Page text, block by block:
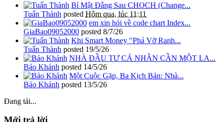
Bí Mật Đằng Sau CHOCH (Change...
Tuấn Thành posted Hôm qua, lúc 11:11
em xin hỏi về code chart Index...
GiaBao09052000 posted 8/7/26
Khi Smart Money "Phá Vỡ Ranh...
Tuấn Thành posted 19/5/26
NHÀ ĐẦU TƯ CÁ NHÂN CẦN MỘT LA...
Bảo Khánh posted 14/5/26
Một Cuộc Gặp, Ba Kịch Bản: Nhà...
Bảo Khánh posted 13/5/26
Đang tải...